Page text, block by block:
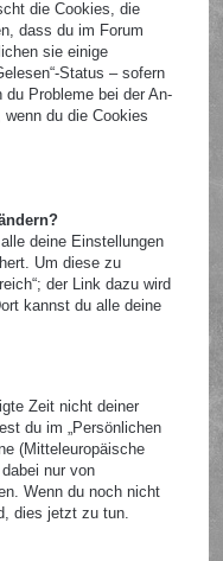
die Cookies, die
dass du im Forum
sie einige
Status – sofern
Probleme bei der An-
du die Cookies
deine Einstellungen
Um diese zu
der Link dazu wird
kannst du alle deine
Zeit nicht deiner
du im „Persönlichen
(Mitteleuropäische
nur von
Wenn du noch nicht
dies jetzt zu tun.